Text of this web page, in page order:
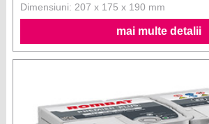
Dimensiuni: 207 x 175 x 190 mm
mai multe detalii